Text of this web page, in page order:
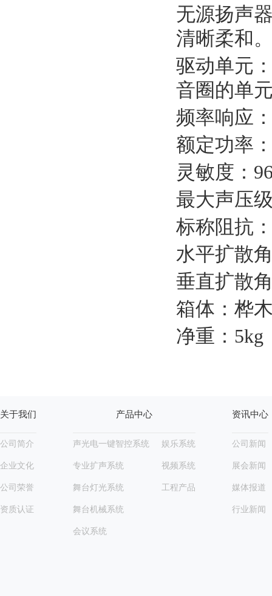
无源扬声
清晰柔和
驱动单元
音圈的单
频率响应
额定功率
灵敏度：
最大声压
标称阻抗
水平扩散
垂直扩散
箱体：桦
净重：5kg
关于我们
公司简介
企业文化
公司荣誉
资质认证
产品中心
声光电一键智控系统
专业扩声系统
舞台灯光系统
舞台机械系统
会议系统
娱乐系统
视频系统
工程产品
资讯中心
公司新闻
展会新闻
媒体报道
行业新闻